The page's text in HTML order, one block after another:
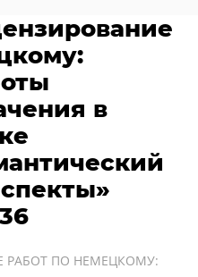
в
РАБОТ ПО НЕМЕЦКОМУ: